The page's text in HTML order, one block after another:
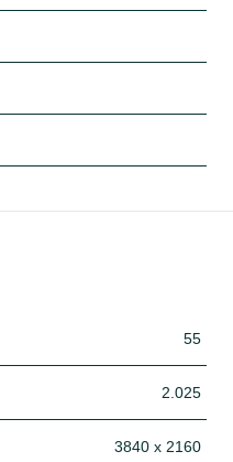
55
2.025
3840 x 2160